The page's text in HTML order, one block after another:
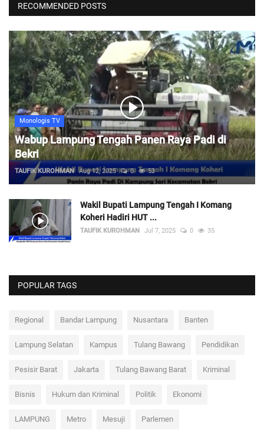
RECOMMENDED POSTS
Monologis TV
Wabup Lampung Tengah Panen Raya Padi di
Bekri
TAUFIK KUROHMAN Aug 12, 2025 0 53
Wakil Bupati Lampung Tengah I Komang
Koheri Hadiri HUT ...
TAUFIK KUROHMAN Jul 7, 2025 0 35
POPULAR TAGS
Regional Bandar Lampung Nusantara Banten
Lampung Selatan Kampus Tulang Bawang Pendidikan
Pesisir Barat Jakarta Tulang Bawang Barat Kriminal
Bisnis Hukum dan Kriminal Politik Ekonomi
LAMPUNG Metro Mesuji Parlemen